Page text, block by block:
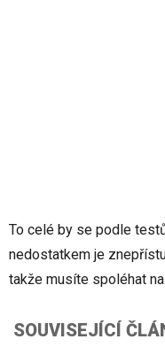
To celé by se podle
nedostatkem je
takže musíte spoléhat
SOUVISEJÍCÍ